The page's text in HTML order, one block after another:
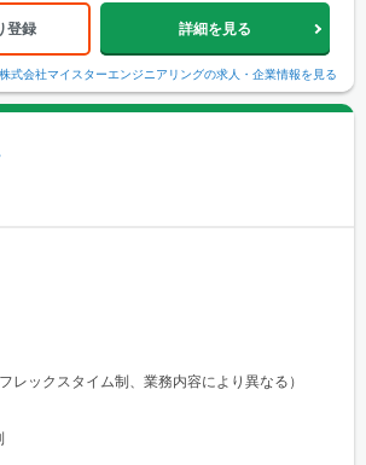
登録 詳細を見る
株式会社マイスターエンジニアリングの求人・企業情報を見る
レックスタイム制、業務内容により異なる）